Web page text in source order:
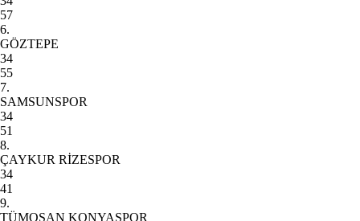
57
6.
GÖZTEPE
34
55
7.
SAMSUNSPOR
34
51
8.
ÇAYKUR RİZESPOR
34
41
9.
TÜMOSAN KONYASPOR